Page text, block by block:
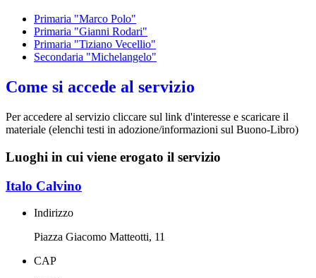
Primaria "Marco Polo"
Primaria "Gianni Rodari"
Primaria "Tiziano Vecellio"
Secondaria "Michelangelo"
Come si accede al servizio
Per accedere al servizio cliccare sul link d'interesse e scaricare il
materiale (elenchi testi in adozione/informazioni sul Buono-Libro)
Luoghi in cui viene erogato il servizio
Italo Calvino
Indirizzo
Piazza Giacomo Matteotti, 11
CAP